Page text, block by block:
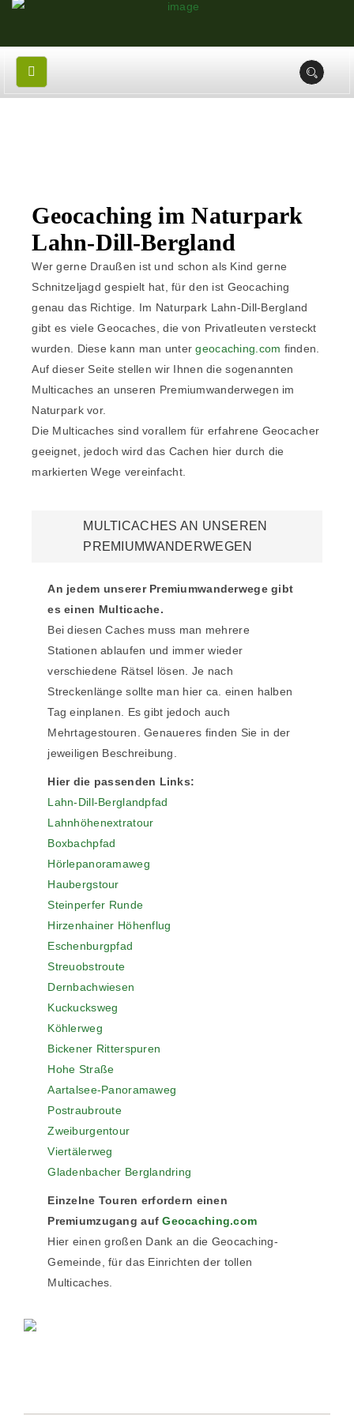
Geocaching im Naturpark
Lahn-Dill-Bergland
Wer gerne Draußen ist und schon als Kind gerne
Schnitzeljagd gespielt hat, für den ist Geocaching
genau das Richtige. Im Naturpark Lahn-Dill-Bergland
gibt es viele Geocaches, die von Privatleuten versteckt
wurden. Diese kann man untergeocaching.com finden.
Auf dieser Seite stellen wir Ihnen die sogenannten
Multicaches an unseren Premiumwanderwegen im
Naturpark vor.
Die Multicaches sind vorallem für erfahrene Geocacher
geeignet, jedoch wird das Cachen hier durch die
markierten Wege vereinfacht.
MULTICACHES AN UNSEREN
PREMIUMWANDERWEGEN
An jedem unserer Premiumwanderwege gibt
es einen Multicache.
Bei diesen Caches muss man mehrere
Stationen ablaufen und immer wieder
verschiedene Rätsel lösen. Je nach
Streckenlänge sollte man hier ca. einen halben
Tag einplanen. Es gibt jedoch auch
Mehrtagestouren. Genaueres finden Sie in der
jeweiligen Beschreibung.
Hier die passenden Links:
Lahn-Dill-Berglandpfad
Lahnhöhenextratour
Boxbachpfad
Hörlepanoramaweg
Haubergstour
Steinperfer Runde
Hirzenhainer Höhenflug
Eschenburgpfad
Streuobstroute
Dernbachwiesen
Kuckucksweg
Köhlerweg
Bickener Ritterspuren
Hohe Straße
Aartalsee-Panoramaweg
Postraubroute
Zweiburgentour
Viertälerweg
Gladenbacher Berglandring
Einzelne Touren erfordern einen
Premiumzugang aufGeocaching.com
Hier einen großen Dank an die Geocaching-
Gemeinde, für das Einrichten der tollen
Multicaches.